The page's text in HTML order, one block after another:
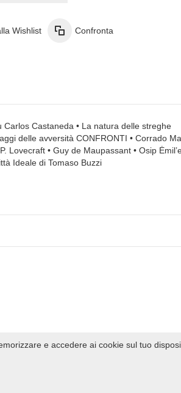
e accedere ai cookie sul tuo
Wishlist Confronta
Carlos Castaneda • La natura delle streghe
delle avversità CONFRONTI • Corrado
Lovecraft • Guy de Maupassant • Osip
Ideale di Tomaso Buzzi